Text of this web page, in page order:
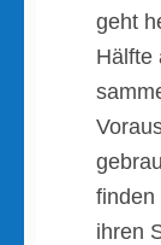
geht
Hälfte
finden
ihren